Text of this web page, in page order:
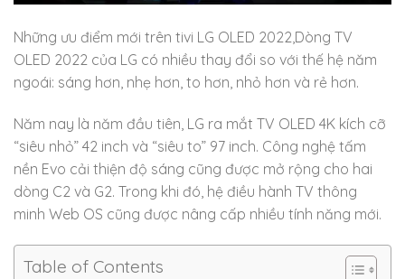
Những ưu điểm mới trên tivi LG OLED 2022,Dòng TV
OLED 2022 của LG có nhiều thay đổi so với thế hệ năm
ngoái: sáng hơn, nhẹ hơn, to hơn, nhỏ hơn và rẻ hơn.
Năm nay là năm đầu tiên, LG ra mắt TV OLED 4K kích cỡ
“siêu nhỏ” 42 inch và “siêu to” 97 inch. Công nghệ tấm
nền Evo cải thiện độ sáng cũng được mở rộng cho hai
dòng C2 và G2. Trong khi đó, hệ điều hành TV thông
minh Web OS cũng được nâng cấp nhiều tính năng mới.
Table of Contents